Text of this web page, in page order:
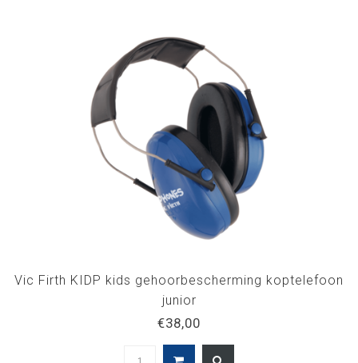
Vic Firth KIDP kids gehoorbescherming koptelefoon
junior
€38,00